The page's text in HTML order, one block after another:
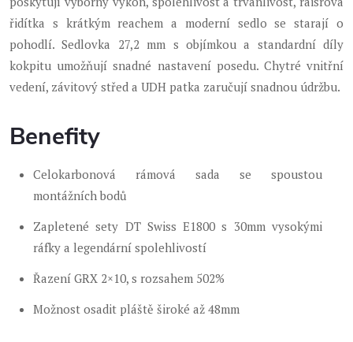
řidítka s krátkým reachem a moderní sedlo se starají o
pohodlí. Sedlovka 27,2 mm s objímkou a standardní díly
kokpitu umožňují snadné nastavení posedu. Chytré vnitřní
vedení, závitový střed a UDH patka zaručují snadnou údržbu.
Benefity
Celokarbonová rámová sada se spoustou
montážních bodů
Zapletené sety DT Swiss E1800 s 30mm vysokými
ráfky a legendární spolehlivostí
Řazení GRX 2×10, s rozsahem 502%
Možnost osadit pláště široké až 48mm